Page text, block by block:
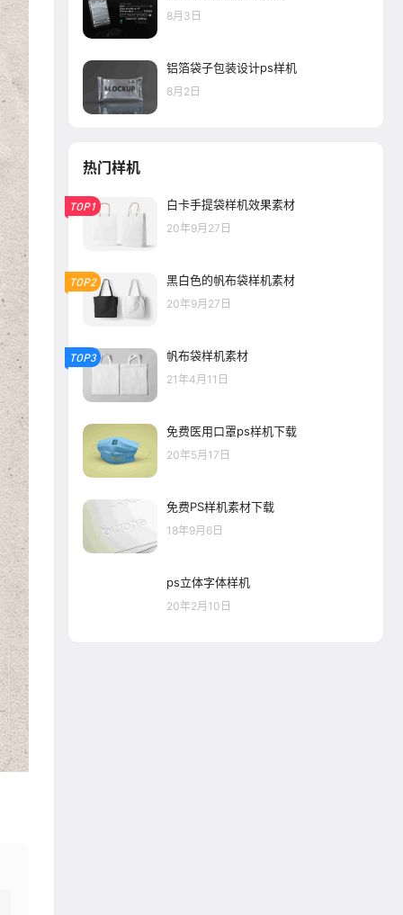
8月3日
铝箔袋子包装设计ps样机
8月2日
热门样机
TOP1 白卡手提袋样机效果素材
20年9月27日
TOP2 黑白色的帆布袋样机素材
20年9月27日
TOP3 帆布袋样机素材
21年4月11日
免费医用口罩ps样机下载
20年5月17日
免费PS样机素材下载
18年9月6日
ps立体字体样机
20年2月10日